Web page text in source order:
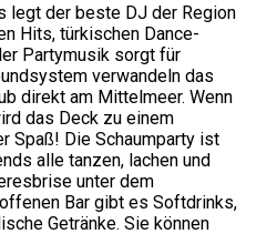
legt der beste DJ der Region
Hits, türkischen Dance-
Partymusik sorgt für
verwandeln das
direkt am Mittelmeer. Wenn
das Deck zu einem
Spaß! Die Schaumparty ist
alle tanzen, lachen und
unter dem
Bar gibt es Softdrinks,
Getränke. Sie können